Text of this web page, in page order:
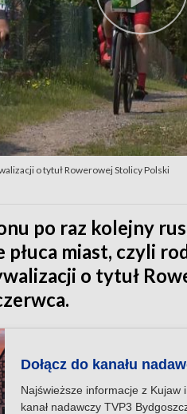
o tytuł Rowerowej Stolicy Polski
po raz kolejny
płuca miast, czyli
o tytuł
Dołącz do kanału
Najświeższe informacje z Kujaw
kanał nadawczy TVP3